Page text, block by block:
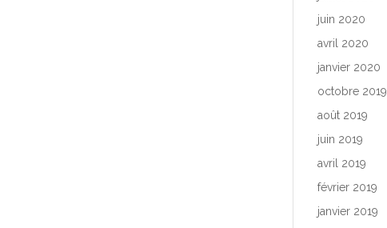
juin 2020
avril 2020
janvier 2020
octobre 2019
août 2019
juin 2019
avril 2019
février 2019
janvier 2019